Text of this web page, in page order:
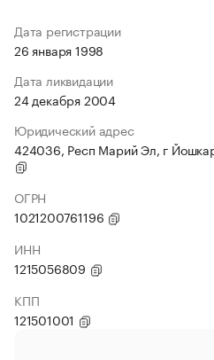
Дата регистрации
26 января 1998
Дата ликвидации
24 декабря 2004
Юридический адрес
424036, Респ Марий Эл, г
ОГРН
1021200761196
ИНН
1215056809
КПП
121501001